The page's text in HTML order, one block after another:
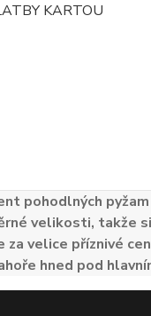
KARTOU
pohodlných
velikosti, takže
za velice příznivé
hned pod